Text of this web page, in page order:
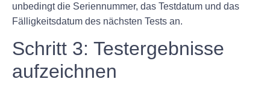
unbedingt die Seriennummer, das Testdatum und das
Fälligkeitsdatum des nächsten Tests an.
Schritt 3: Testergebnisse
aufzeichnen